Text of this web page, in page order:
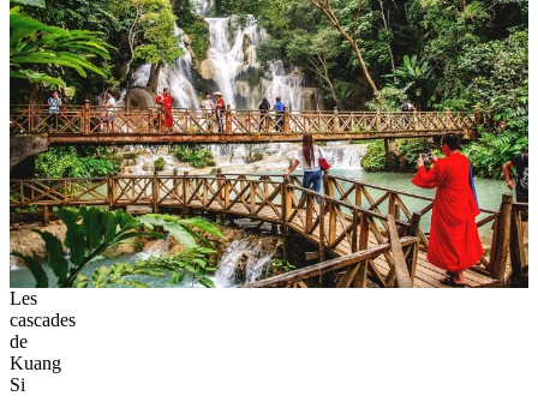
Les
cascades
de
Kuang
Si